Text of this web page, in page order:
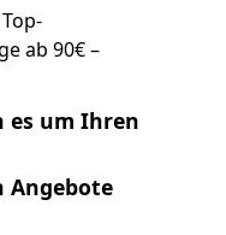
ab 90€ –
es um Ihren
Angebote